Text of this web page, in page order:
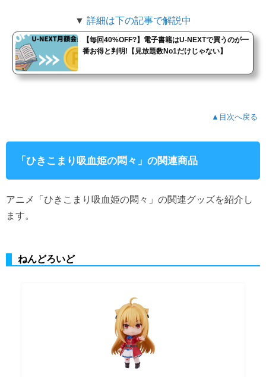
▼ 詳細は下の記事で解説中
【毎回40%OFF?】電子書籍はU-NEXTで買うのが一
番お得と判明!【見放題数No1だけじゃない】
▲目次へ戻る
「ひきこまり吸血姫の悶々」の関連商品
アニメ「ひきこまり吸血姫の悶々」の関連グッズを紹介し
ます。
ねんどろいど